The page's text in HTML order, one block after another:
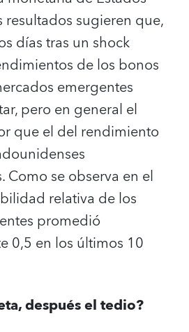
resultados sugieren que,
días tras un shock
de los bonos
emergentes
pero en general el
que el del rendimiento
Como se observa en el
relativa de los
promedió
0,5 en los últimos 10
después el tedio?